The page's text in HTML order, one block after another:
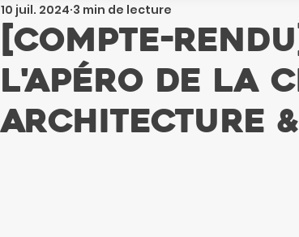
[Compte-
l'apéro de la
architecture
10 juil. 2024 3 min de lecture